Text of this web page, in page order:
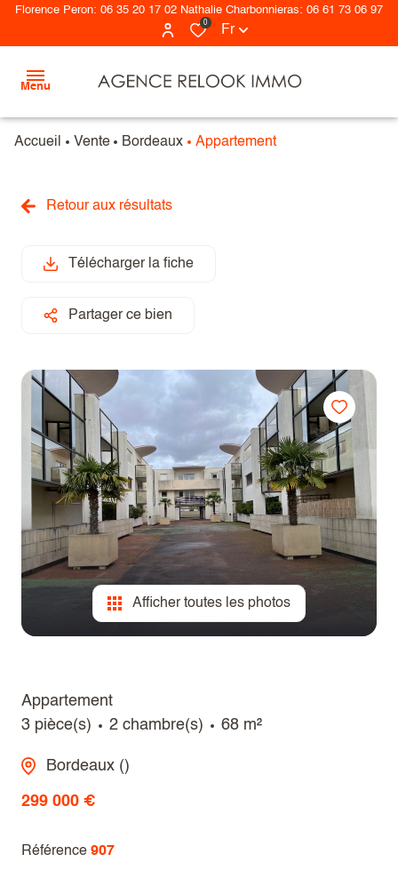
Florence Peron: 06 35 20 17 02 Nathalie Charbonnieras: 06 61 73 06 97
0
Fr
Menu
NOS
tous
biens
terrains
neufs
ESTIMATION
E-MAIL
AGENCE
CONTACT
Accueil Vente Bordeaux Appartement
Retour aux résultats
Télécharger la fiche
Partager ce bien
Afficher toutes les photos
Appartement
3 pièce(s)
2 chambre(s) 68 m²
Bordeaux ()
299 000 €
Référence 907